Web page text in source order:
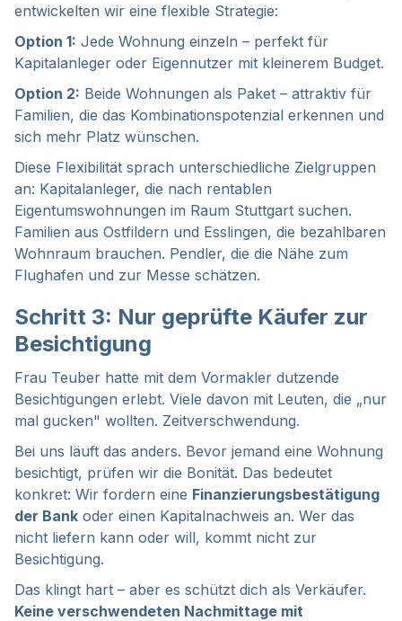
entwickelten wir eine flexible Strategie:
Option 1: Jede Wohnung einzeln – perfekt für
Kapitalanleger oder Eigennutzer mit kleinerem Budget.
Option 2: Beide Wohnungen als Paket – attraktiv für
Familien, die das Kombinationspotenzial erkennen und
sich mehr Platz wünschen.
Diese Flexibilität sprach unterschiedliche Zielgruppen
an: Kapitalanleger, die nach rentablen
Eigentumswohnungen im Raum Stuttgart suchen.
Familien aus Ostfildern und Esslingen, die bezahlbaren
Wohnraum brauchen. Pendler, die die Nähe zum
Flughafen und zur Messe schätzen.
Schritt 3: Nur geprüfte Käufer zur
Besichtigung
Frau Teuber hatte mit dem Vormakler dutzende
Besichtigungen erlebt. Viele davon mit Leuten, die „nur
mal gucken" wollten. Zeitverschwendung.
Bei uns läuft das anders. Bevor jemand eine Wohnung
besichtigt, prüfen wir die Bonität. Das bedeutet
konkret: Wir fordern eine Finanzierungsbestätigung
der Bank oder einen Kapitalnachweis an. Wer das
nicht liefern kann oder will, kommt nicht zur
Besichtigung.
Das klingt hart – aber es schützt dich als Verkäufer.
Keine verschwendeten Nachmittage mit